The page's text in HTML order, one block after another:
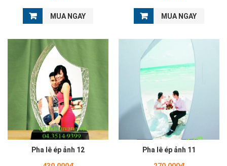
MUA NGAY MUA NGAY
Pha lê ép ảnh 12
Pha lê ép ảnh 11